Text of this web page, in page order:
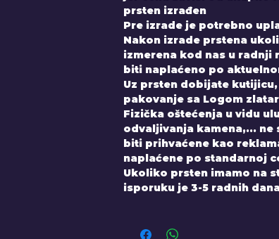
prsten izrađen
Pre izrade je potrebno
Nakon izrade prstena
izmerena kod nas u radnji
biti naplaćeno po
Uz prsten dobijate
pakovanje sa Logom
Fizička oštećenja u vidu
odvaljivanja kamena,... ne
biti prihvaćene kao
naplaćene po standarnoj
Ukoliko prsten imamo na
isporuku je 3-5 radnih